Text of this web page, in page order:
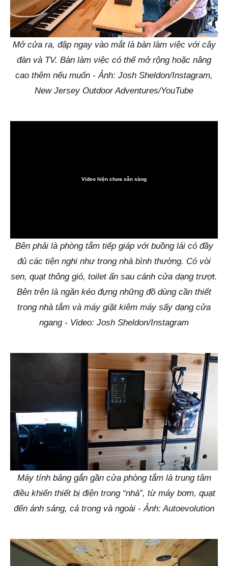
Mở cửa ra, đập ngay vào mắt là bàn làm việc với cây
đàn và TV. Bàn làm việc có thể mở rộng hoặc nâng
cao thêm nếu muốn - Ảnh: Josh Sheldon/Instagram,
New Jersey Outdoor Adventures/YouTube
Video hiện chưa sẵn sàng
Bên phải là phòng tắm tiếp giáp với buồng lái có đầy
đủ các tiện nghi như trong nhà bình thường. Có vòi
sen, quạt thông gió, toilet ẩn sau cánh cửa dạng trượt.
Bên trên là ngăn kéo đựng những đồ dùng cần thiết
trong nhà tắm và máy giặt kiêm máy sấy dạng cửa
ngang - Video: Josh Sheldon/Instagram
Máy tính bảng gắn gần cửa phòng tắm là trung tâm
điều khiển thiết bị điện trong “nhà”, từ máy bơm, quạt
đến ánh sáng, cả trong và ngoài - Ảnh: Autoevolution